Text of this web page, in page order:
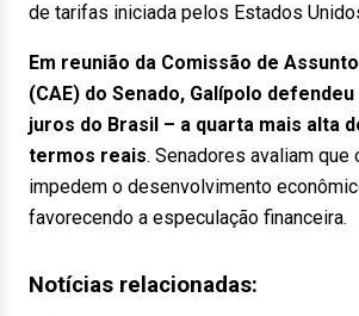
de tarifas iniciada pelos Estados
Em reunião da Comissão de
(CAE) do Senado, Galípolo
juros do Brasil – a quarta mais alta
termos reais. Senadores avaliam que
impedem o desenvolvimento
favorecendo a especulação financeira.
Notícias relacionadas: